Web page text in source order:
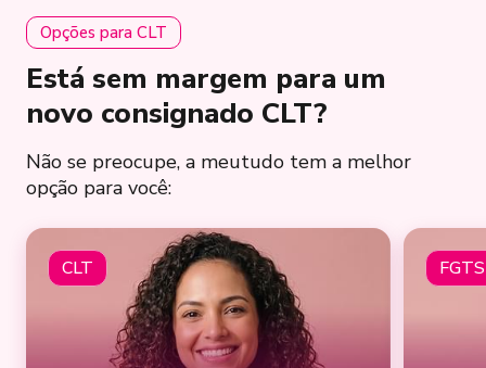
Opções para CLT
Está sem margem para um
novo consignado CLT?
Não se preocupe, a meutudo tem a melhor
opção para você:
CLT FGTS